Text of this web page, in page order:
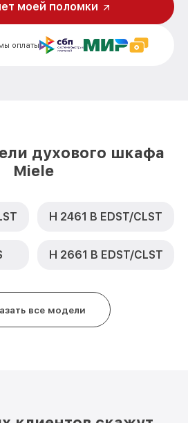
H 6600 BM
H 6600 BM
от 500₽
оплаты
моей поломки
духового шкафа
Miele
H 2461 B EDST/CLST
H 2661 B EDST/CLST
все модели